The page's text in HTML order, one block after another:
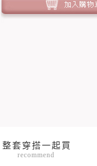
recommend